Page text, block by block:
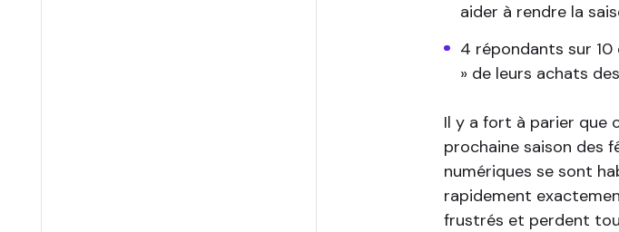
aider à rendre la
4 répondants sur
» de leurs achats
Il y a fort à parier que
prochaine saison des
numériques se sont
rapidement
frustrés et perdent